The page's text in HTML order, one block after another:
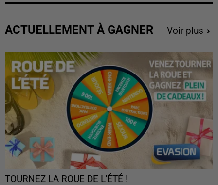
ACTUELLEMENT À GAGNER Voir plus
TOURNEZ LA ROUE DE L'ÉTÉ !